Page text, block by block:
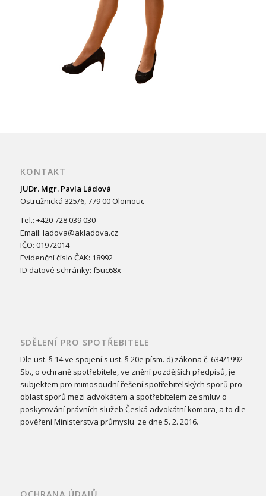
KONTAKT
JUDr. Mgr. Pavla Ládová
Ostružnická 325/6, 779 00 Olomouc
Tel.: +420 728 039 030
Email: ladova@akladova.cz
IČO: 01972014
Evidenční číslo ČAK: 18992
ID datové schránky: f5uc68x
SDĚLENÍ PRO SPOTŘEBITELE
Dle ust. § 14 ve spojení s ust. § 20e písm. d) zákona č. 634/1992
Sb., o ochraně spotřebitele, ve znění pozdějších předpisů, je
subjektem pro mimosoudní řešení spotřebitelských sporů pro
oblast sporů mezi advokátem a spotřebitelem ze smluv o
poskytování právních služeb Česká advokátní komora, a to dle
pověření Ministerstva průmyslu ze dne 5. 2. 2016.